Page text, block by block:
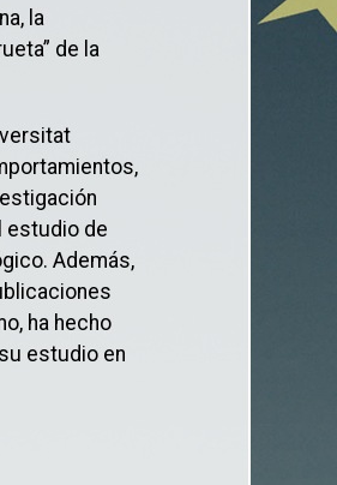
la
de la
estudio de
Además,
ha hecho
estudio en